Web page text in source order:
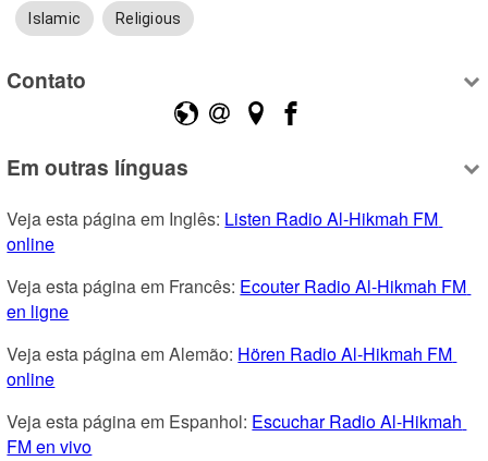
Islamic Religious
Contato
Em outras línguas
Veja esta página em Inglês: Listen Radio Al-Hikmah FM
online
Veja esta página em Francês: Ecouter Radio Al-Hikmah FM
en ligne
Veja esta página em Alemão: Hören Radio Al-Hikmah FM
online
Veja esta página em Espanhol: Escuchar Radio Al-Hikmah
FM en vivo